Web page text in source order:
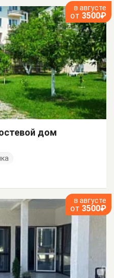
в августе
от 3500₽
дом
в августе
от 3500₽